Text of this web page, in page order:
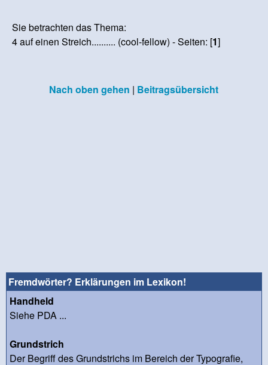
Sie betrachten das Thema:
4 auf einen Streich.......... (cool-fellow) - Seiten: [1]
Nach oben gehen | Beitragsübersicht
Fremdwörter? Erklärungen im Lexikon!
Handheld
Siehe PDA ...
Grundstrich
Der Begriff des Grundstrichs im Bereich der Typografie,